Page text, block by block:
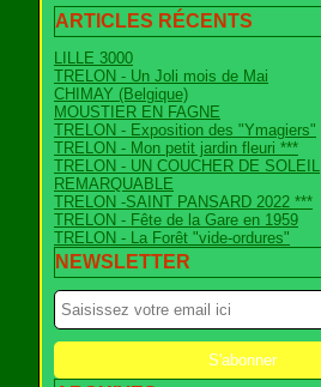
ARTICLES RÉCENTS
LILLE 3000
TRELON - Un Joli mois de Mai
CHIMAY (Belgique)
MOUSTIER EN FAGNE
TRELON - Exposition des "Ymagiers"
TRELON - Mon petit jardin fleuri ***
TRELON - UN COUCHER DE SOLEIL
REMARQUABLE
TRELON -SAINT PANSARD 2022 ***
TRELON - Fête de la Gare en 1959
TRELON - La Forêt "vide-ordures"
NEWSLETTER